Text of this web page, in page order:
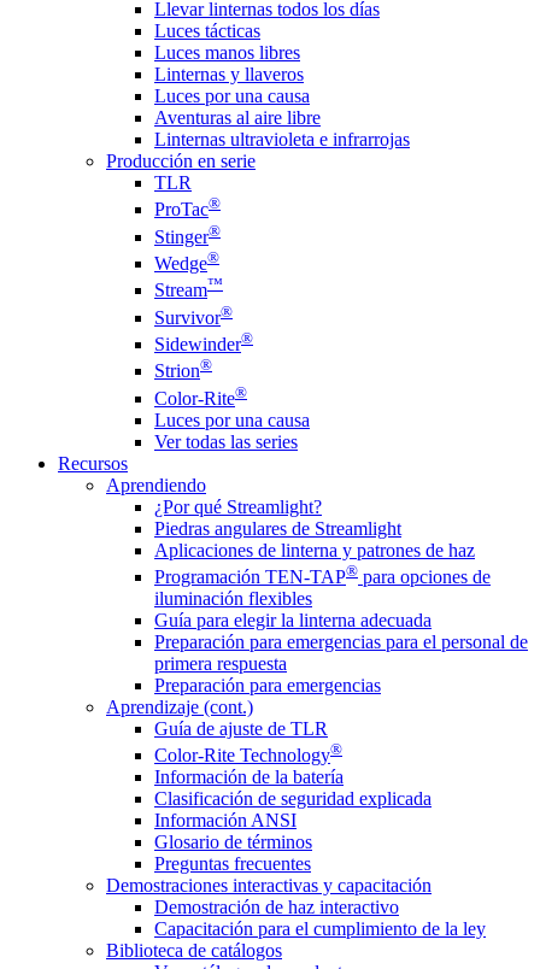
Llevar linternas todos los días
Luces tácticas
Luces manos libres
Linternas y llaveros
Luces por una causa
Aventuras al aire libre
Linternas ultravioleta e infrarrojas
Producción en serie
TLR
ProTac®
Stinger®
Wedge®
Stream™
Survivor®
Sidewinder®
Strion®
Color-Rite®
Luces por una causa
Ver todas las series
Recursos
Aprendiendo
¿Por qué Streamlight?
Piedras angulares de Streamlight
Aplicaciones de linterna y patrones de haz
Programación TEN-TAP® para opciones de
iluminación flexibles
Guía para elegir la linterna adecuada
Preparación para emergencias para el personal de
primera respuesta
Preparación para emergencias
Aprendizaje (cont.)
Guía de ajuste de TLR
Color-Rite Technology®
Información de la batería
Clasificación de seguridad explicada
Información ANSI
Glosario de términos
Preguntas frecuentes
Demostraciones interactivas y capacitación
Demostración de haz interactivo
Capacitación para el cumplimiento de la ley
Biblioteca de catálogos